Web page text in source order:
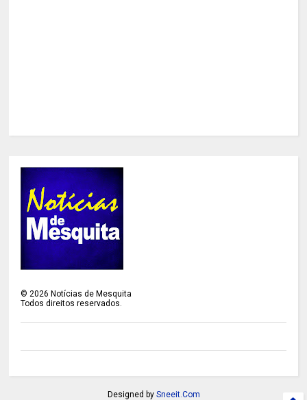
©2026 Notícias de Mesquita
Todos direitos reservados.
Designed by Sneeit.Com